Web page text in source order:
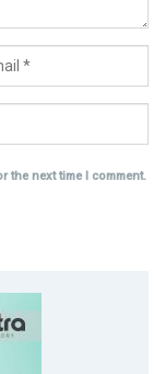
the next time I comment.